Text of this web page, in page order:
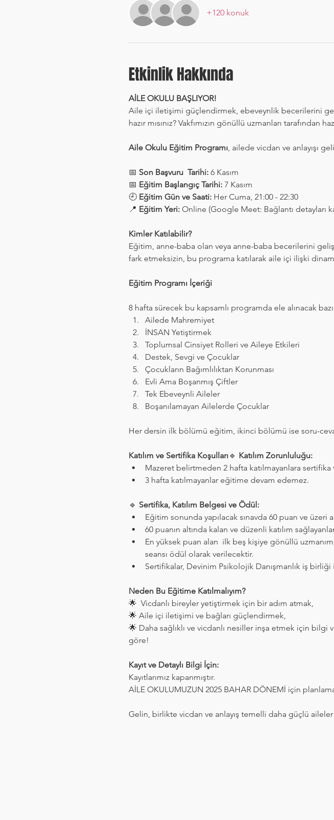
+120 konuk
Etkinlik Hakkında
AİLE OKULU BAŞLIYOR!
Aile içi iletişimi güçlendirmek, ebeveynlik becerilerini
hazır mısınız? Vakfımızın gönüllü uzmanları tarafından
Aile Okulu Eğitim Programı, ailede vicdan ve anlayışı
📅 Son Başvuru  Tarihi: 6 Kasım
📅 Eğitim Başlangıç Tarihi: 7 Kasım
🕘 Eğitim Gün ve Saati: Her Cuma, 21:00 - 22:30
📍 Eğitim Yeri: Online (Google Meet: Bağlantı detayları
Kimler Katılabilir?
Eğitim, anne-baba olan veya anne-baba becerilerini
fark etmeksizin, bu programa katılarak aile içi ilişki
Eğitim Programı İçeriği
8 hafta sürecek bu kapsamlı programda ele alınacak
Ailede Mahremiyet
İNSAN Yetiştirmek
Toplumsal Cinsiyet Rolleri ve Aileye Etkileri
Destek, Sevgi ve Çocuklar
Çocukların Bağımlılıktan Korunması
Evli Ama Boşanmış Çiftler
Tek Ebeveynli Aileler
Boşanılamayan Ailelerde Çocuklar
Her dersin ilk bölümü eğitim, ikinci bölümü ise soru-
Katılım ve Sertifika Koşulları 🔹 Katılım Zorunluluğu:
Mazeret belirtmeden 2 hafta katılmayanlara sertifika
3 hafta katılmayanlar eğitime devam edemez.
🔹 Sertifika, Katılım Belgesi ve Ödül:
Eğitim sonunda yapılacak sınavda 60 puan ve üzeri
60 puanın altında kalan ve düzenli katılım
En yüksek puan alan  ilk beş kişiye gönüllü
seansı ödül olarak verilecektir.
Sertifikalar, Devinim Psikolojik Danışmanlık iş
Neden Bu Eğitime Katılmalıyım?
🌟  Vicdanlı bireyler yetiştirmek için bir adım atmak,
🌟 Aile içi iletişimi ve bağları güçlendirmek,
🌟 Daha sağlıklı ve vicdanlı nesiller inşa etmek için
göre!
Kayıt ve Detaylı Bilgi İçin:
Kayıtlarımız kapanmıştır.
AİLE OKULUMUZUN 2025 BAHAR DÖNEMİ için
Gelin, birlikte vicdan ve anlayış temelli daha güçlü